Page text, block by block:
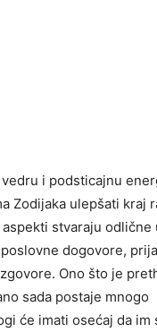
i podsticajnu
Zodijaka ulepšati kraj
stvaraju odlične
dogovore,
Ono što je
sada postaje mnogo
će imati osećaj da im